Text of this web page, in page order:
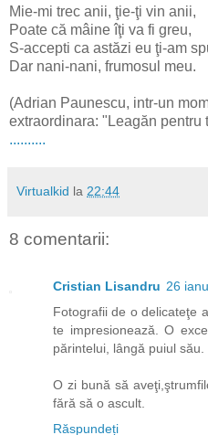
Mie-mi trec anii, ţie-ţi vin anii,
Poate că mâine îţi va fi greu,
S-accepti ca astăzi eu ţi-am
Dar nani-nani, frumosul meu.
(Adrian Paunescu, intr-un
extraordinara: "Leagăn pentru
..........
Virtualkid la 22:44
8 comentarii:
Cristian Lisandru 26
Fotografii de o delicateţe
te impresionează. O
părintelui, lângă puiul său.
O zi bună să
fără să o ascult.
Răspundeți